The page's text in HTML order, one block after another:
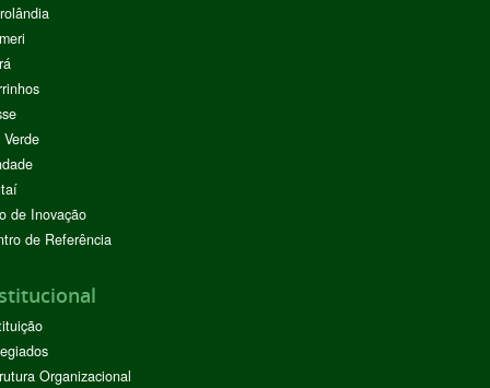
de Inovação
de Referência
Organizacional